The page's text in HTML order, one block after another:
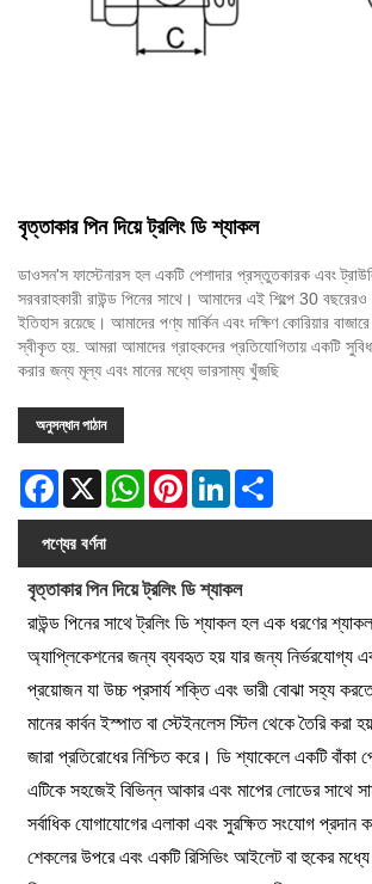
বৃত্তাকার পিন দিয়ে ট্রলিং ডি শ্যাকল
ডাওসন'স ফাস্টেনারস হল একটি পেশাদার প্রস্তুতকারক এবং
সরবরাহকারী রাউন্ড পিনের সাথে। আমাদের এই শিল্পে 30 বছরেরও
ইতিহাস রয়েছে। আমাদের পণ্য মার্কিন এবং দক্ষিণ কোরিয়ার
স্বীকৃত হয়. আমরা আমাদের গ্রাহকদের প্রতিযোগিতায় একটি
করার জন্য মূল্য এবং মানের মধ্যে ভারসাম্য খুঁজছি
অনুসন্ধান পাঠান
Facebook
X WhatsAppPinterestLinkedIn
পণ্যের বর্ণনা
বৃত্তাকার পিন দিয়ে ট্রলিং ডি শ্যাকল
রাউন্ড পিনের সাথে ট্রলিং ডি শ্যাকল হল এক ধরণের শ্যাকল
অ্যাপ্লিকেশনের জন্য ব্যবহৃত হয় যার জন্য নির্ভরযোগ্য
প্রয়োজন যা উচ্চ প্রসার্য শক্তি এবং ভারী বোঝা সহ্য
মানের কার্বন ইস্পাত বা স্টেইনলেস স্টিল থেকে তৈরি করা
জারা প্রতিরোধের নিশ্চিত করে। ডি শ্যাকেলে একটি বাঁকা
এটিকে সহজেই বিভিন্ন আকার এবং মাপের লোডের সাথে
সর্বাধিক যোগাযোগের এলাকা এবং সুরক্ষিত সংযোগ প্রদান
শেকলের উপরে এবং একটি রিসিভিং আইলেট বা হুকের